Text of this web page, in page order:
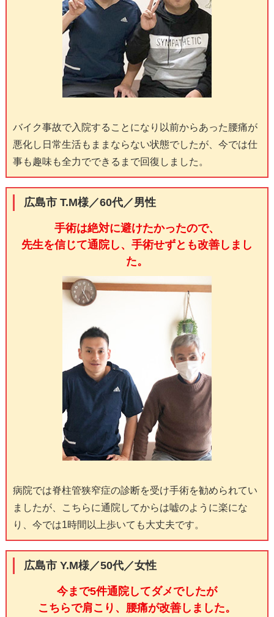
バイク事故で入院することになり以前からあった腰痛が
悪化し日常生活もままならない状態でしたが、今では仕
事も趣味も全力でできるまで回復しました。
広島市 T.M様／60代／男性
手術は絶対に避けたかったので、
先生を信じて通院し、手術せずとも改善しまし
た。
病院では脊柱管狭窄症の診断を受け手術を勧められてい
ましたが、こちらに通院してからは嘘のように楽にな
り、今では1時間以上歩いても大丈夫です。
広島市 Y.M様／50代／女性
今まで5件通院してダメでしたが
こちらで肩こり、腰痛が改善しました。